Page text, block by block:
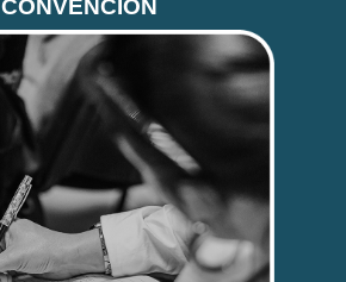
CONVENCIÓN